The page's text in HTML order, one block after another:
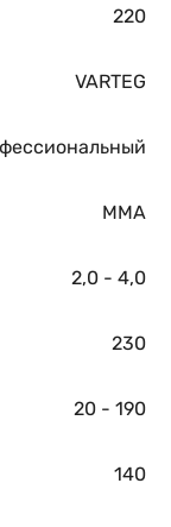
220
VARTEG
MMA
2,0 - 4,0
230
20 - 190
140